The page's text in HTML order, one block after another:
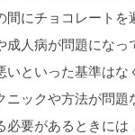
にチョコレートを
人病が問題にな
といった基準は
ックや方法が問
要があるときに